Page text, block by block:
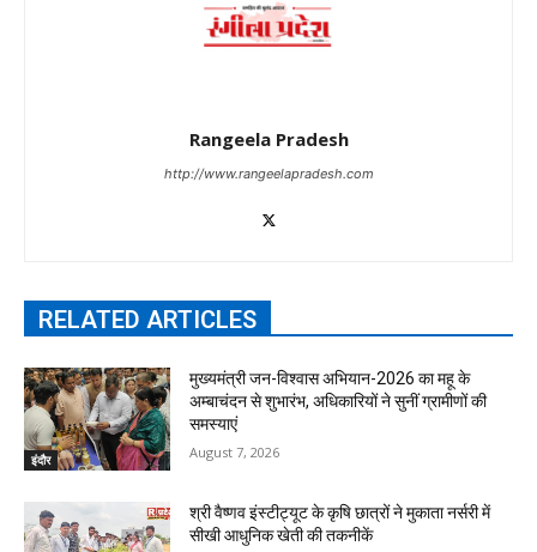
Rangeela Pradesh
http://www.rangeelapradesh.com
RELATED ARTICLES
इंदौर
मुख्यमंत्री जन-विश्वास अभियान-2026 का महू के
अम्बाचंदन से शुभारंभ, अधिकारियों ने सुनीं ग्रामीणों की
समस्याएं
August 7, 2026
श्री वैष्णव इंस्टीट्यूट के कृषि छात्रों ने मुकाता नर्सरी में
सीखी आधुनिक खेती की तकनीकें